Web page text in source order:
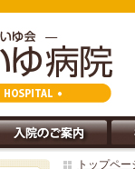
トップペー